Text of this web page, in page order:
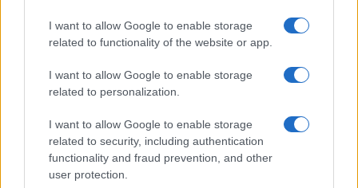
I want to allow Google to enable storage
related to functionality of the website or app.
I want to allow Google to enable storage
related to personalization.
I want to allow Google to enable storage
related to security, including authentication
functionality and fraud prevention, and other
user protection.
Israele ha più volte criticato UNIFIL per la sua
invece di fungere da deterrente, abbia
involontariamente (?)agevolato il rafforzamento
Hezbollah. Le violazioni della risoluzione 1701
sono divenute la norma, e la presenza di UNIFIL
non è riuscita a fermare l’espansione politica della